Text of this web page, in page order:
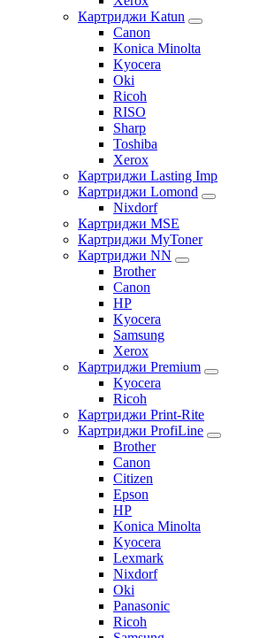
Картриджи Katun
Canon
Konica Minolta
Kyocera
Oki
Ricoh
RISO
Sharp
Toshiba
Xerox
Картриджи Lasting Imp
Картриджи Lomond
Nixdorf
Картриджи MSE
Картриджи MyToner
Картриджи NN
Brother
Canon
HP
Kyocera
Samsung
Xerox
Картриджи Premium
Kyocera
Ricoh
Картриджи Print-Rite
Картриджи ProfiLine
Brother
Canon
Citizen
Epson
HP
Konica Minolta
Kyocera
Lexmark
Nixdorf
Oki
Panasonic
Ricoh